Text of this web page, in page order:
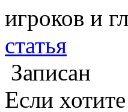
игроков и
статья
Записан
Если